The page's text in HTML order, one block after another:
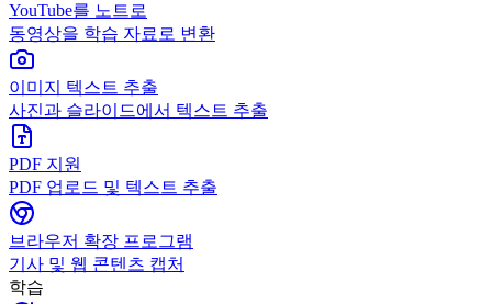
YouTube를 노트로
동영상을 학습 자료로 변환
이미지 텍스트 추출
사진과 슬라이드에서 텍스트 추출
PDF 지원
PDF 업로드 및 텍스트 추출
브라우저 확장 프로그램
기사 및 웹 콘텐츠 캡처
학습